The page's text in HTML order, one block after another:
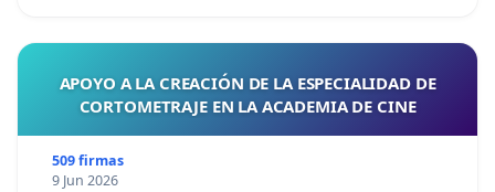
APOYO A LA CREACIÓN DE LA ESPECIALIDAD DE
CORTOMETRAJE EN LA ACADEMIA DE CINE
509 firmas
9 Jun 2026